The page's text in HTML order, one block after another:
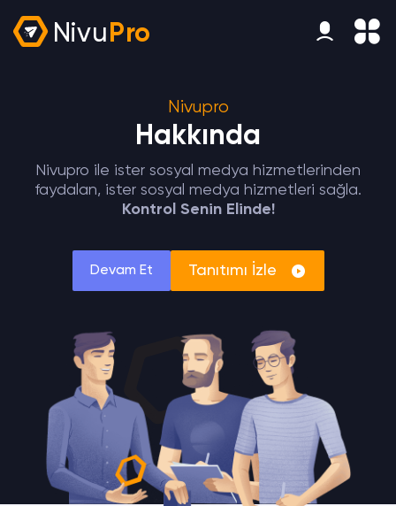
Nivu Pro
Nivupro
Hakkında
Nivupro ile ister sosyal medya hizmetlerinden
faydalan, ister sosyal medya hizmetleri sağla.
Kontrol Senin Elinde!
Devam Et Tanıtımı İzle